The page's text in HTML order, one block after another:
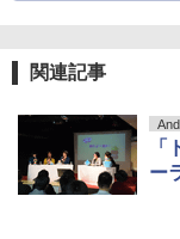
関連記事
ー